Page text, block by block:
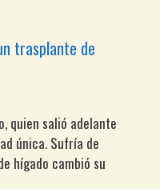
trasplante de
quien salió adelante
única. Sufría de
hígado cambió su